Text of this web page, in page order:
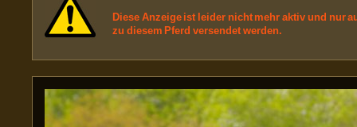
Diese Anzeige ist leider nicht mehr aktiv und nur
zu diesem Pferd versendet werden.